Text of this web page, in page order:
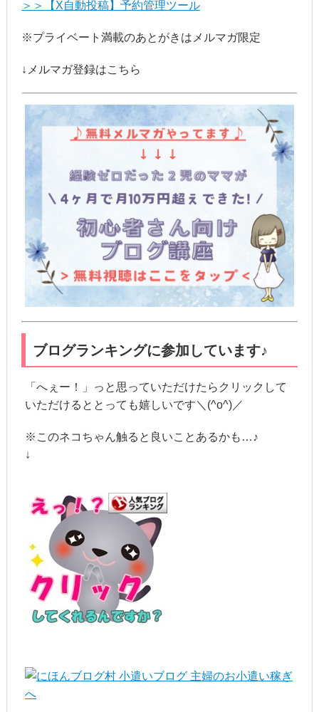
＞＞【X自動投稿】予約管理ツール
※プライベート満載のあとがきはメルマガ限定
↓メルマガ登録はこちら
ブログランキングに参加しています♪
「へぇー！」っと思っていただけたらクリックして
いただけるととっても嬉しいです＼(^o^)／
※このネコちゃん触ると良いことあるかも…♪
↓